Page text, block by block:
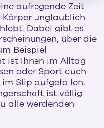
aufregende Zeit
Körper unglaublich
Dabei gibt es
über die
Beispiel
ist Ihnen im Alltag
oder Sport auch
Slip aufgefallen.
ist völlig
alle werdenden